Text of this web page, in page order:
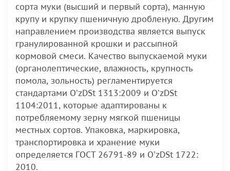
сорта муки (высший и первый сорта), манную
крупу и крупку пшеничную дробленую. Другим
направлением производства является выпуск
гранулированной крошки и рассыпной
кормовой смеси. Качество выпускаемой муки
(органолептические, влажность, крупность
помола, зольность) регламентируется
стандартами O’zDSt 1313:2009 и O’zDSt
1104:2011, которые адаптированы к
потребляемому зерну мягкой пшеницы
местных сортов. Упаковка, маркировка,
транспортировка и хранение муки
определяется ГОСТ 26791-89 и O’zDSt 1722:
2010.